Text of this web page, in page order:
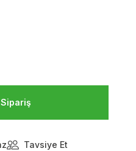
Tavsiye Et